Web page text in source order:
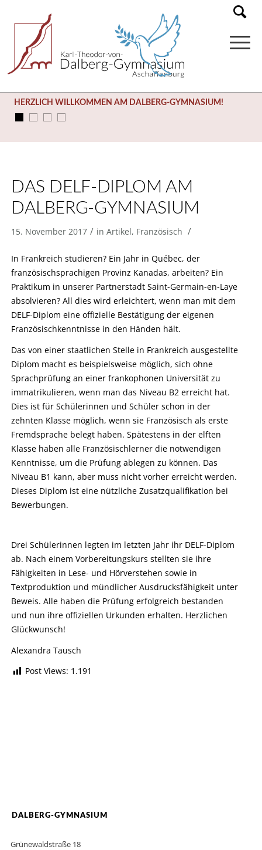
HERZLICH WILLKOMMEN AM DALBERG-GYMNASIUM!
DAS DELF-DIPLOM AM
DALBERG-GYMNASIUM
15. November 2017 / in Artikel, Französisch /
In Frankreich studieren? Ein Jahr in Québec, der
französischsprachigen Provinz Kanadas, arbeiten? Ein
Praktikum in unserer Partnerstadt Saint-Germain-en-Laye
absolvieren? All dies wird erleichtert, wenn man mit dem
DELF-Diplom eine offizielle Bestätigung der eigenen
Französischkenntnisse in den Händen hält.
Das von einer staatlichen Stelle in Frankreich ausgestellte
Diplom macht es beispielsweise möglich, sich ohne
Sprachprüfung an einer frankophonen Universität zu
immatrikulieren, wenn man das Niveau B2 erreicht hat.
Dies ist für Schülerinnen und Schüler schon in der
zehnten Klasse möglich, wenn sie Französisch als erste
Fremdsprache belegt haben. Spätestens in der elften
Klasse haben alle Französischlerner die notwendigen
Kenntnisse, um die Prüfung ablegen zu können. Das
Niveau B1 kann, aber muss nicht vorher erreicht werden.
Dieses Diplom ist eine nützliche Zusatzqualifikation bei
Bewerbungen.
Drei Schülerinnen legten im letzten Jahr ihr DELF-Diplom
ab. Nach einem Vorbereitungskurs stellten sie ihre
Fähigkeiten in Lese- und Hörverstehen sowie in
Textproduktion und mündlicher Ausdrucksfähigkeit unter
Beweis. Alle haben die Prüfung erfolgreich bestanden
und nun ihre offiziellen Urkunden erhalten. Herzlichen
Glückwunsch!
Alexandra Tausch
Post Views: 1.191
DALBERG-GYMNASIUM
Grünewaldstraße 18